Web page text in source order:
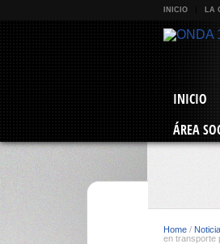
INICIO LA
INICIO
ÁREA
Home /
en transporte